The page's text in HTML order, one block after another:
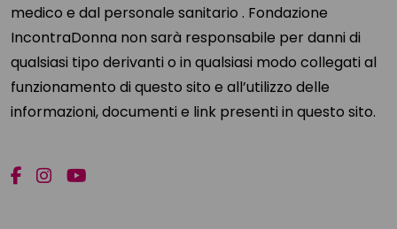
medico e dal personale sanitario . Fondazione
IncontraDonna non sarà responsabile per danni di
qualsiasi tipo derivanti o in qualsiasi modo collegati al
funzionamento di questo sito e all’utilizzo delle
informazioni, documenti e link presenti in questo sito.